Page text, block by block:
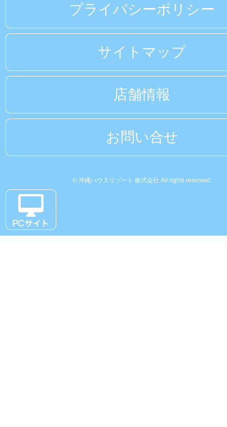
プライバシーポリシー
サイトマップ
店舗情報
お問い合せ
© 沖縄ハウスリゾート 株式会社 All rights reserved.